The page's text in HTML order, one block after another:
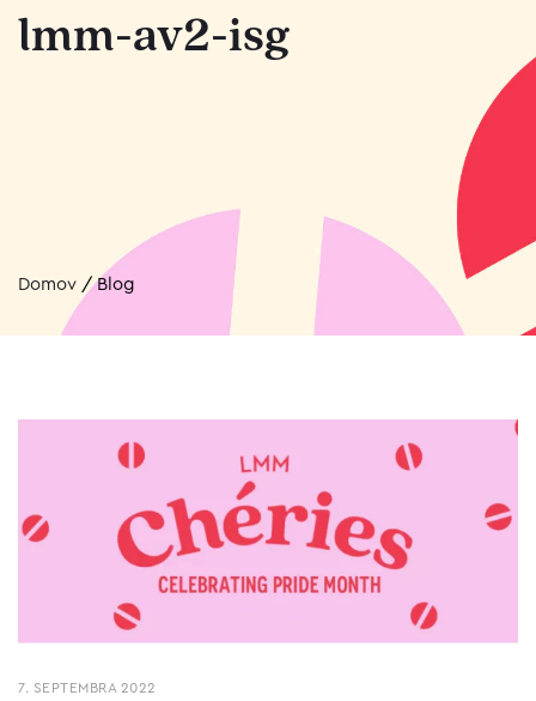
lmm-av2-isg
Domov /Blog
7. SEPTEMBRA 2022